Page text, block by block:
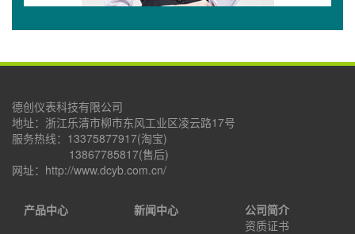
德创仪表科技有限公司
地址：浙江乐清市柳市东风工业区凌云路17号
服务热线：13375877917(淘宝)
13867785817(售后)
网址：http://www.dcyb.com.cn/
产品中心 新闻中心
公司简介
资质证书